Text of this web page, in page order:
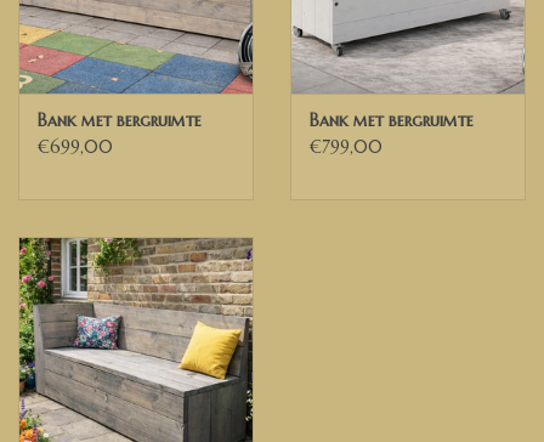
Opbergkisten
Blog
Bank met bergruimte
€699,00
Bank met bergruimte
€799,00